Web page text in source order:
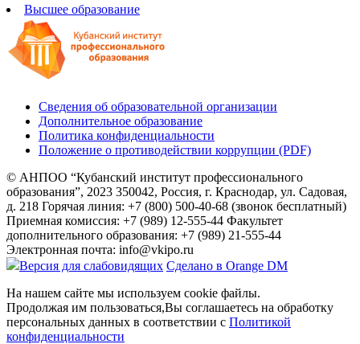
Высшее образование
Сведения об образовательной организации
Дополнительное образование
Политика конфиденциальности
Положение о противодействии коррупции (PDF)
© АНПОО “Кубанский институт профессионального
образования”, 2023 350042, Россия, г. Краснодар, ул. Садовая,
д. 218 Горячая линия: +7 (800) 500-40-68 (звонок бесплатный)
Приемная комиссия: +7 (989) 12-555-44 Факультет
дополнительного образования: +7 (989) 21-555-44
Электронная почта: info@vkipo.ru
Версия для слабовидящих Сделано в Orange DM
На нашем сайте мы используем cookie файлы.
Продолжая им пользоваться,Вы соглашаетесь на обработку
персональных данных в соответствии с Политикой
конфиденциальности